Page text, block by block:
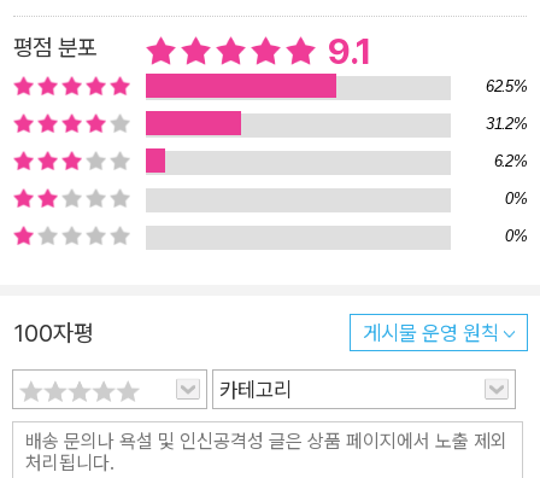
평점 분포 9.1
62.5%
31.2%
6.2%
0%
0%
100자평 게시물 운영 원칙
카테고리